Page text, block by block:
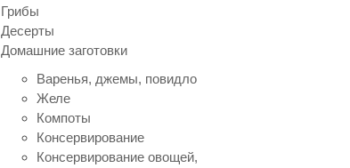
Грибы
Десерты
Домашние заготовки
Варенья, джемы, повидло
Желе
Компоты
Консервирование
Консервирование овощей,